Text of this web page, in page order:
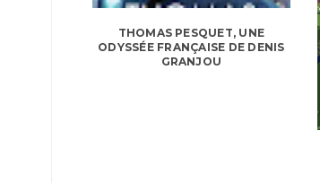
THOMAS PESQUET, UNE
ODYSSÉE FRANÇAISE DE DENIS
GRANJOU